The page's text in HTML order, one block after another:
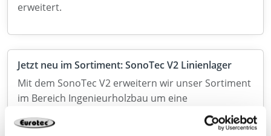
erweitert.
Jetzt neu im Sortiment: SonoTec V2 Linienlager
Mit dem SonoTec V2 erweitern wir unser Sortiment
im Bereich Ingenieurholzbau um eine
leistungsstarke Lösung zur gezielten Entkopplung
tragender Bauteile.